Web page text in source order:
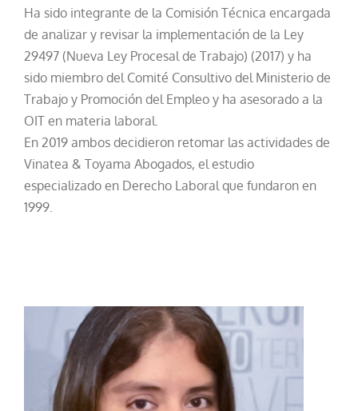
Ha sido integrante de la Comisión Técnica encargada
de analizar y revisar la implementación de la Ley
29497 (Nueva Ley Procesal de Trabajo) (2017) y ha
sido miembro del Comité Consultivo del Ministerio de
Trabajo y Promoción del Empleo y ha asesorado a la
OIT en materia laboral.
En 2019 ambos decidieron retomar las actividades de
Vinatea & Toyama Abogados, el estudio
especializado en Derecho Laboral que fundaron en
1999.